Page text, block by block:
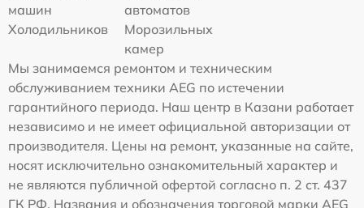
машин
автоматов
Холодильников
Морозильных
камер
Мы занимаемся ремонтом и техническим
обслуживанием техники AEG по истечении
гарантийного периода. Наш центр в Казани работает
независимо и не имеет официальной авторизации от
производителя. Цены на ремонт, указанные на сайте,
носят исключительно ознакомительный характер и
не являются публичной офертой согласно п. 2 ст. 437
ГК РФ. Названия и обозначения торговой марки AEG